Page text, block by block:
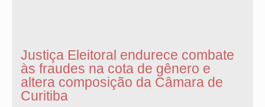
Justiça Eleitoral endurece combate
às fraudes na cota de gênero e
altera composição da Câmara de
Curitiba